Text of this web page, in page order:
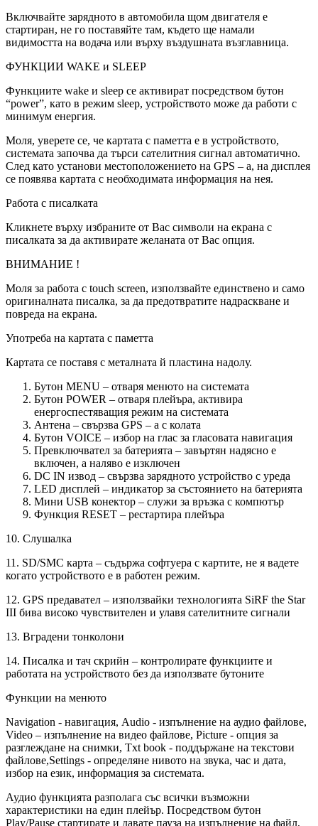
Включвайте зарядното в автомобила щом двигателя е
стартиран, не го поставяйте там, където ще намали
видимостта на водача или върху въздушната възглавница.
ФУНКЦИИ WAKE и SLEEP
Функциите wake и sleep се активират посредством бутон
“power”, като в режим sleep, устройството може да работи с
минимум енергия.
Моля, уверете се, че картата с паметта е в устройството,
системата започва да търси сателитния сигнал автоматично.
След като установи местоположението на GPS – a, на дисплея
се появява картата с необходимата информация на нея.
Работа с писалката
Кликнете върху избраните от Вас символи на екрана с
писалката за да активирате желаната от Вас опция.
ВНИМАНИЕ !
Моля за работа с touch screen, използвайте единствено и само
оригиналната писалка, за да предотвратите надраскване и
повреда на екрана.
Употреба на картата с паметта
Картата се поставя с металната й пластина надолу.
Бутон MENU – отваря менюто на системата
Бутон POWER – отваря плейъра, активира
енергоспестяващия режим на системата
Антена – свързва GPS – a с колата
Бутон VOICE – избор на глас за гласовата навигация
Превключвател за батерията – завъртян надясно е
включен, а наляво е изключен
DC IN извод – свързва зарядното устройство с уреда
LED дисплей – индикатор за състоянието на батерията
Мини USB конектор – служи за връзка с компютър
Функция RESET – рестартира плейъра
10. Слушалка
11. SD/SMC карта – съдържа софтуера с картите, не я вадете
когато устройството е в работен режим.
12. GPS предавател – използвайки технологията SiRF the Star
III бива високо чувствителен и улавя сателитните сигнали
13. Вградени тонколони
14. Писалка и тач скрийн – контролирате функциите и
работата на устройството без да използвате бутоните
Функции на менюто
Navigation - навигация, Audio - изпълнение на аудио файлове,
Video – изпълнение на видео файлове, Picture - опция за
разглеждане на снимки, Txt book - поддържане на текстови
файлове,Settings - определяне нивото на звука, час и дата,
избор на език, информация за системата.
Аудио функцията разполага със всички възможни
характеристики на един плейър. Посредством бутон
Play/Pause стартирате и давате пауза на изпълнение на файл,